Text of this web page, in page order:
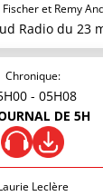
et Remy
Radio du 23
Chronique:
- 05H08
DE 5H
Leclère